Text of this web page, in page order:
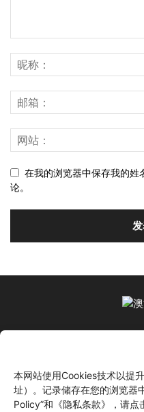
本网站使用Cookies技术以提
址）。记录储存在您的浏览器
Policy”和《隐私条款》，请点
在我的浏览器中保存我的姓
论。
关